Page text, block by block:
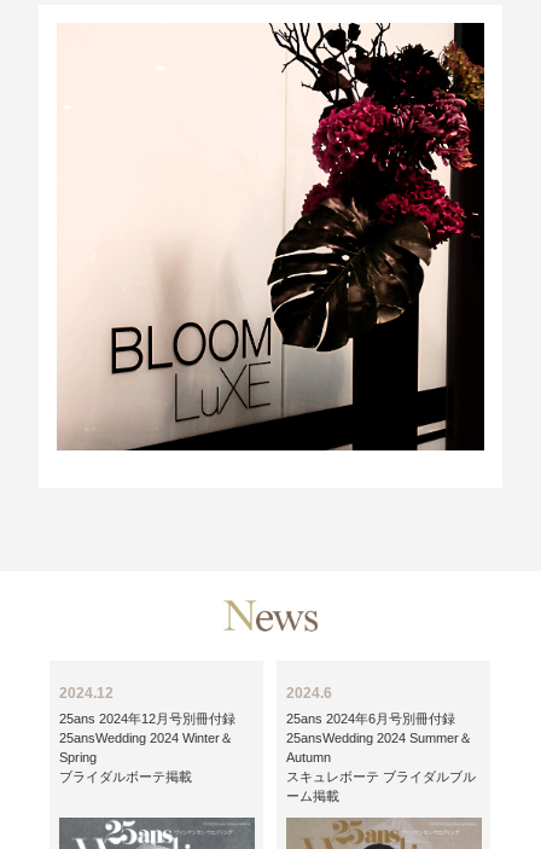
2024.12
25ans 2024年12月号別冊付録
25ansWedding 2024 Winter＆
Spring
ブライダルボーテ掲載
2024.6
25ans 2024年6月号別冊付録
25ansWedding 2024 Summer＆
Autumn
スキュレボーテ ブライダルブル
ーム掲載